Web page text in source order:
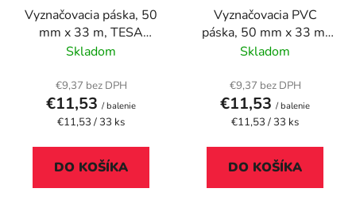
Vyznačovacia páska, 50
mm x 33 m, TESA
"Professional", žltá
Skladom
€9,37 bez DPH
€11,53 / balenie
Jednotková
€11,53 / 33 ks
DO KOŠÍKA
Vyznačovacia PVC
páska, 50 mm x 33 m,
TESA "Professional",
Skladom
€9,37 bez DPH
€11,53 / balenie
Jednotková
€11,53 / 33 ks
DO KOŠÍKA